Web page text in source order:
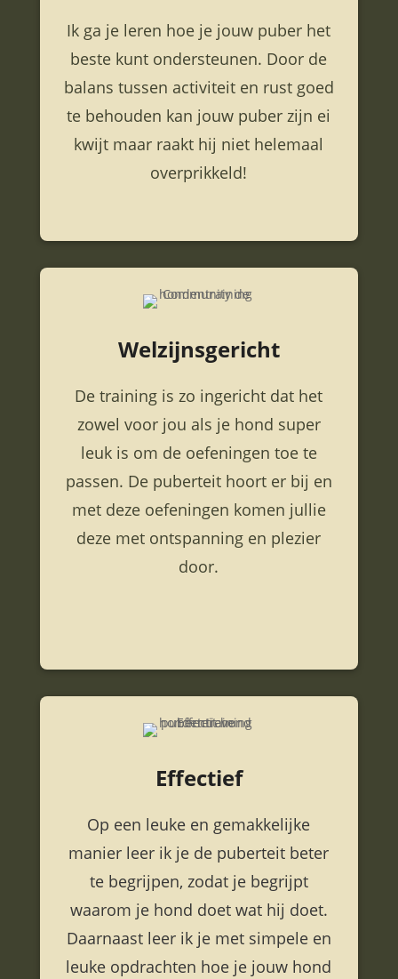
Ik ga je leren hoe je jouw puber het
beste kunt ondersteunen. Door de
balans tussen activiteit en rust goed
te behouden kan jouw puber zijn ei
kwijt maar raakt hij niet helemaal
overprikkeld!
Welzijnsgericht
De training is zo ingericht dat het
zowel voor jou als je hond super
leuk is om de oefeningen toe te
passen. De puberteit hoort er bij en
met deze oefeningen komen jullie
deze met ontspanning en plezier
door.
Effectief
Op een leuke en gemakkelijke
manier leer ik je de puberteit beter
te begrijpen, zodat je begrijpt
waarom je hond doet wat hij doet.
Daarnaast leer ik je met simpele en
leuke opdrachten hoe je jouw hond